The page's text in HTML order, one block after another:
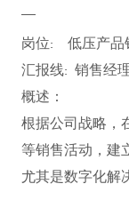
岗位: 低压产品
汇报线: 销
概述：
根据公司战略，
等销售活动，建
尤其是数字化解